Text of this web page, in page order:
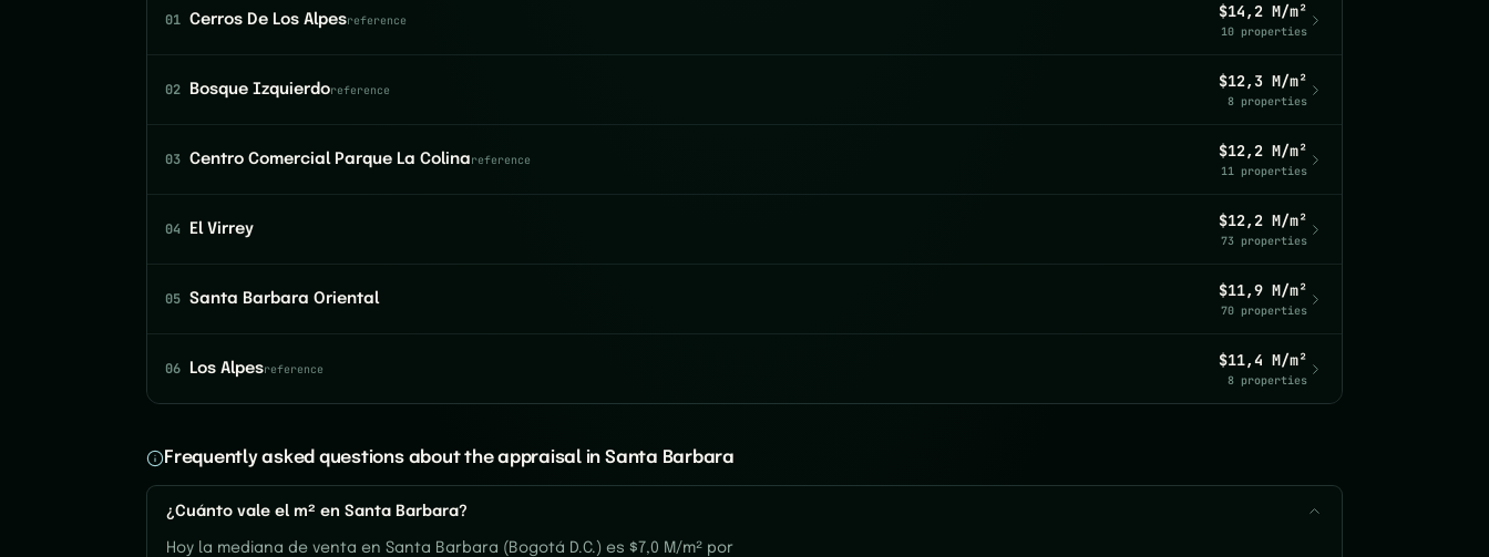
01 Cerros De Los Alpesreference $14,2 M/m²
10 properties
02 Bosque Izquierdoreference $12,3 M/m²
8 properties
03 Centro Comercial Parque La Colinareference $12,2 M/m²
11 properties
04 El Virrey $12,2 M/m²
73 properties
05 Santa Barbara Oriental $11,9 M/m²
70 properties
06 Los Alpesreference $11,4 M/m²
8 properties
Frequently asked questions about the appraisal in Santa Barbara
¿Cuánto vale el m² en Santa Barbara?
Hoy la mediana de venta en Santa Barbara (Bogotá D.C.) es $7,0 M/m² por